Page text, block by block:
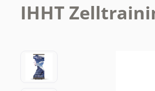
IHHT
Bildergalerie überspringen